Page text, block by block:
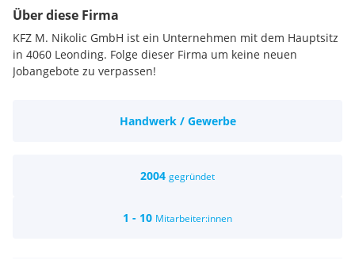
Über diese Firma
KFZ M. Nikolic GmbH ist ein Unternehmen mit dem Hauptsitz
in 4060 Leonding. Folge dieser Firma um keine neuen
Jobangebote zu verpassen!
Handwerk / Gewerbe
2004 gegründet
1 - 10 Mitarbeiter:innen